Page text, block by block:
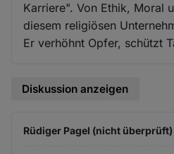
Karriere". Von Ethik, Moral
diesem religiösen
Er verhöhnt Opfer, schützt
Diskussion anzeigen
Rüdiger Pagel (nicht überprüft)